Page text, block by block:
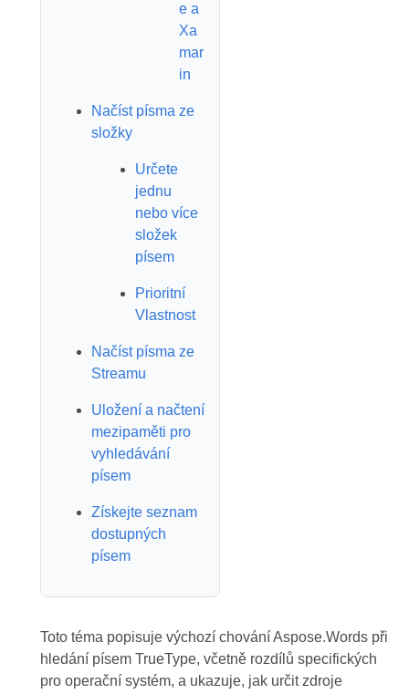
e a
Xa
mar
in
Načíst písma ze
složky
Určete
jednu
nebo více
složek
písem
Prioritní
Vlastnost
Načíst písma ze
Streamu
Uložení a načtení
mezipaměti pro
vyhledávání
písem
Získejte seznam
dostupných
písem
Toto téma popisuje výchozí chování Aspose.Words při
hledání písem TrueType, včetně rozdílů specifických
pro operační systém, a ukazuje, jak určit zdroje